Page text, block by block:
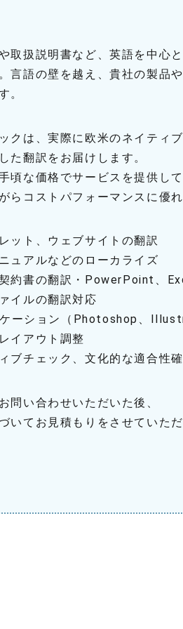
取扱説明書など、英語を中心
言語の壁を越え、貴社の製品
。
クは、実際に欧米のネイティ
た翻訳をお届けします。
頃な価格でサービスを提供し
らコストパフォーマンスに優れ
ット、ウェブサイトの翻訳
ュアルなどのローカライズ
契約書の翻訳・PowerPoint、
イルの翻訳対応
ケーション（Photoshop、
イアウト調整
ブチェック、文化的な適合性
問い合わせいただいた後、
いてお見積もりをさせていた